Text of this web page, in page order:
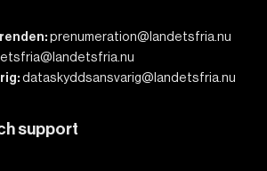
prenumeration@landetsfria.nu
dataskyddsansvarig@landetsfria.nu
support